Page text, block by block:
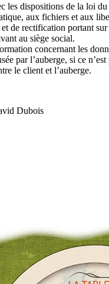
les dispositions de la loi
aux fichiers et aux
et de rectification portant
au siège social.
concernant les
par l’auberge, si ce n’est
le client et l’auberge.
Dubois